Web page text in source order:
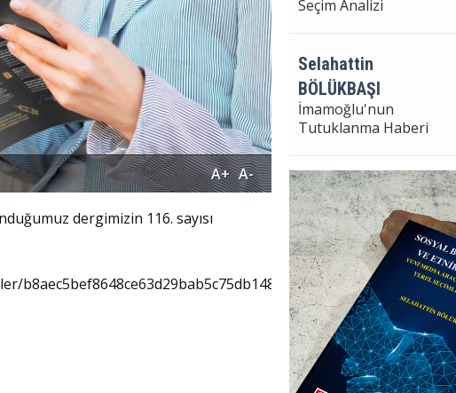
A-
A+
dergimizin 116. sayısı
b8aec5bef8648ce63d29bab5c75db148.pdf
Seçim Analizi
İmamoğlu'nun
Tutuklanma Haberi
Selahattin
BÖLÜKBAŞI
Bayrampaşa Bel. Bşk. V.
Seçim Analizi
Selahattin Bölükbaşı